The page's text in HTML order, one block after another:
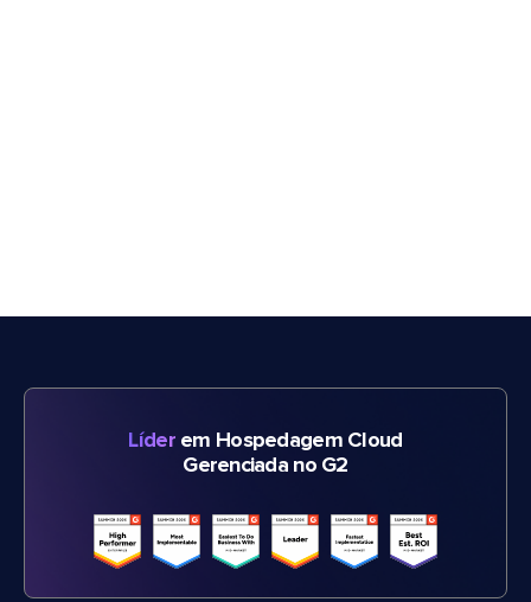
Líderem Hospedagem Cloud
Gerenciada no G2